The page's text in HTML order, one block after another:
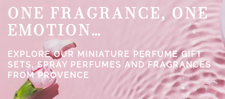
ONE FRAGRANCE, ONE
EMOTION…
EXPLORE OUR MINIATURE PERFUME GIFT
SETS, SPRAY PERFUMES AND FRAGRANCES
FROM PROVENCE